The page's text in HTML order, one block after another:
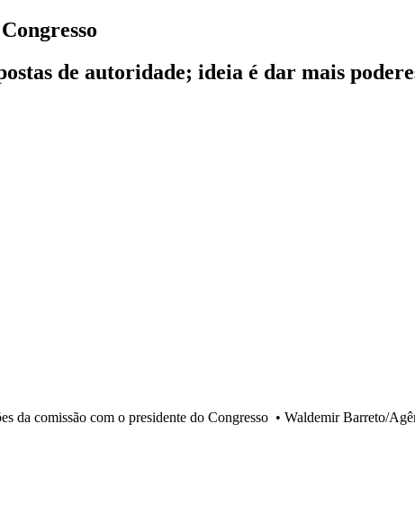
de autoridade; ideia é dar mais
da comissão com o presidente do Congresso • Waldemir Barreto/